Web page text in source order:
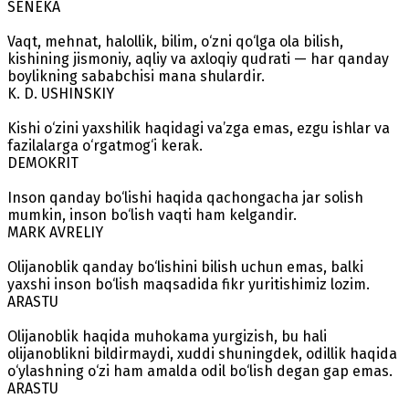
SENEKA
Vaqt, mehnat, halollik, bilim, o‘zni qo‘lga ola bilish,
kishining jismoniy, aqliy va axloqiy qudrati — har qanday
boylikning sababchisi mana shulardir.
K. D. USHINSKIY
Kishi o‘zini yaxshilik haqidagi va’zga emas, ezgu ishlar va
fazilalarga o‘rgatmog‘i kerak.
DEMOKRIT
Inson qanday bo‘lishi haqida qachongacha jar solish
mumkin, inson bo‘lish vaqti ham kelgandir.
MARK AVRELIY
Olijanoblik qanday bo‘lishini bilish uchun emas, balki
yaxshi inson bo‘lish maqsadida fikr yuritishimiz lozim.
ARASTU
Olijanoblik haqida muhokama yurgizish, bu hali
olijanoblikni bildirmaydi, xuddi shuningdek, odillik haqida
o‘ylashning o‘zi ham amalda odil bo‘lish degan gap emas.
ARASTU